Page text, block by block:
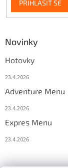
PŘIHLÁSIT SE
Novinky
Hotovky
23.4.2026
Adventure Menu
23.4.2026
Expres Menu
23.4.2026